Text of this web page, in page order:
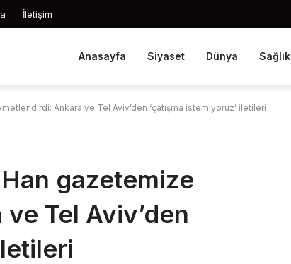
İletişim
Anasayfa Siyaset Dünya Sağlık
Ankara ve Tel Aviv’den ‘çatışma istemiyoruz’ iletileri
gazetemize
Tel Aviv’den